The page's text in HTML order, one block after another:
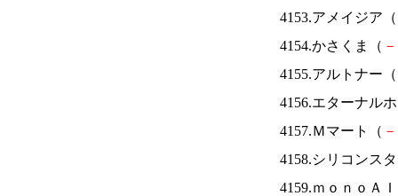
4153.アメイジア（
4154.かさくま（ －
4155.アルトナー（
4156.エターナル
4157.Ｍマート（ －
4158.シリコンス
4159.ｍｏｎｏＡ